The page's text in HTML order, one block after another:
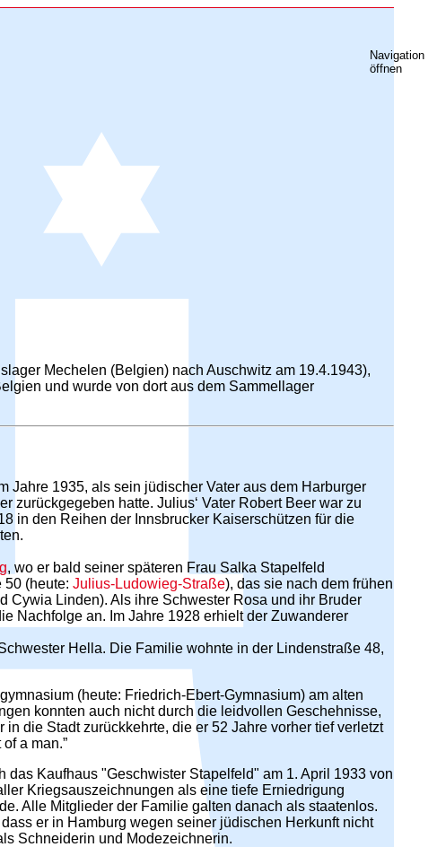
Navigation
öffnen
Mechelen (Belgien) nach Auschwitz am 19.4.1943),
und wurde von dort aus dem Sammellager
Jahre 1935, als sein jüdischer Vater aus dem Harburger
zurückgegeben hatte. Julius‘ Vater Robert Beer war zu
in den Reihen der Innsbrucker Kaiserschützen für die
, wo er bald seiner späteren Frau Salka Stapelfeld
50 (heute: Julius-Ludowieg-Straße), das sie nach dem frühen
Cywia Linden). Als ihre Schwester Rosa und ihr Bruder
Nachfolge an. Im Jahre 1928 erhielt der Zuwanderer
Hella. Die Familie wohnte in der Lindenstraße 48,
(heute: Friedrich-Ebert-Gymnasium) am alten
konnten auch nicht durch die leidvollen Geschehnisse,
die Stadt zurückkehrte, die er 52 Jahre vorher tief verletzt
of a man.”
Kaufhaus "Geschwister Stapelfeld" am 1. April 1933 von
Kriegsauszeichnungen als eine tiefe Erniedrigung
Alle Mitglieder der Familie galten danach als staatenlos.
er in Hamburg wegen seiner jüdischen Herkunft nicht
Schneiderin und Modezeichnerin.